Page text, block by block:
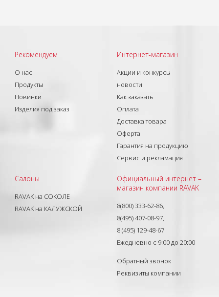
Рекомендуем
О нас
Продукты
Новинки
Изделия под заказ
Интернет-магазин
Акции и конкурсы
новости
Как заказать
Оплата
Доставка товара
Оферта
Гарантия на продукцию
Сервис и рекламация
Салоны
RAVAK на СОКОЛЕ
RAVAK на КАЛУЖСКОЙ
Официальный интернет –
магазин компании RAVAK
8(800) 333-62-86,
8(495) 407-08-97,
8 (495) 129-48-67
Ежедневно с 9:00 до 20:00
Обратный звонок
Реквизиты компании